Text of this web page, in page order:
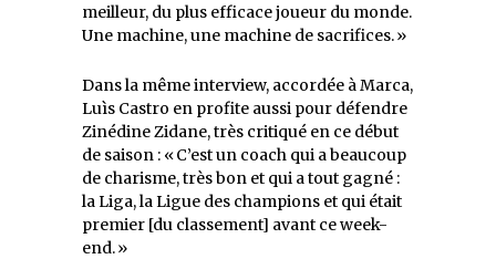
meilleur, du plus efficace joueur du monde.
Une machine, une machine de sacrifices. »
Dans la même interview, accordée à Marca,
Luìs Castro en profite aussi pour défendre
Zinédine Zidane, très critiqué en ce début
de saison : « C’est un coach qui a beaucoup
de charisme, très bon et qui a tout gagné :
la Liga, la Ligue des champions et qui était
premier [du classement] avant ce week-
end. »